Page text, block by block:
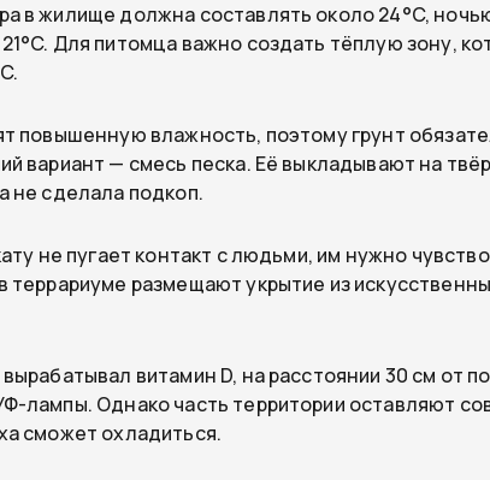
в жилище должна составлять около 24°C,
Для питомца важно создать тёплую зону,
повышенную влажность, поэтому грунт
вариант — смесь песка. Её выкладывают на
не сделала подкоп.
не пугает контакт с людьми, им нужно
размещают укрытие из
витамин D, на расстоянии 30 см от
лампы. Однако часть территории оставляют
сможет охладиться.